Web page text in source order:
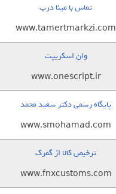
تماس با مینا درب
www.tamertmarkzi.com
وان اسکریپت
www.onescript.ir
پایگاه رسمی دکتر سعید محمد
www.smohamad.com
ترخیص کالا از گمرک
www.fnxcustoms.com